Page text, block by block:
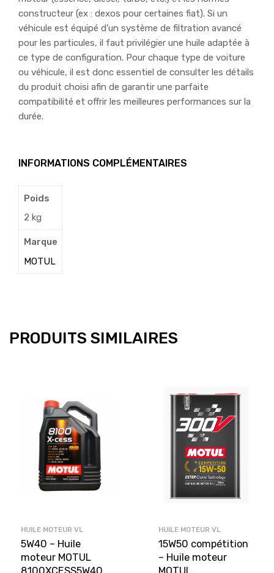
constructeur (ex : dexos pour certaines fiat). Si un
véhicule est équipé d’un système de filtration avancé
pour les particules, il faut privilégier une huile adaptée à
ce type de configuration. Pour chaque type de voiture
ou véhicule, il est donc essentiel de consulter les détails
du produit choisi afin de garantir une parfaite
compatibilité et offrir les meilleures performances sur la
durée.
INFORMATIONS COMPLÉMENTAIRES
Poids
2 kg
Marque
MOTUL
PRODUITS SIMILAIRES
HUILE MOTEUR VL
5W40 – Huile
moteur MOTUL
HUILE MOTEUR VL
15W50 compétition
– Huile moteur